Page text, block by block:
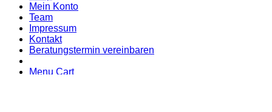
Mein Konto
Team
Impressum
Kontakt
Beratungstermin vereinbaren
Menu Cart